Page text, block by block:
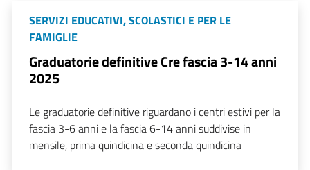
SERVIZI EDUCATIVI, SCOLASTICI E PER LE
FAMIGLIE
Graduatorie definitive Cre fascia 3-14 anni
2025
Le graduatorie definitive riguardano i centri estivi per la
fascia 3-6 anni e la fascia 6-14 anni suddivise in
mensile, prima quindicina e seconda quindicina